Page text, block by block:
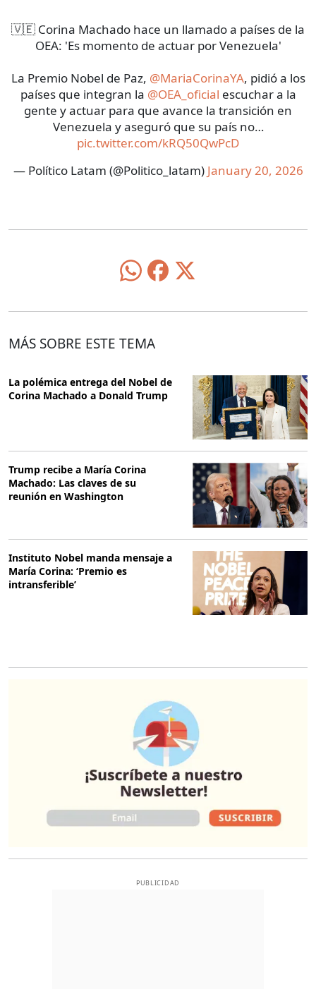
🇻🇪 Corina Machado hace un llamado a países de la
OEA: 'Es momento de actuar por Venezuela'
La Premio Nobel de Paz, @MariaCorinaYA, pidió a los
países que integran la @OEA_oficial escuchar a la
gente y actuar para que avance la transición en
Venezuela y aseguró que su país no…
pic.twitter.com/kRQ50QwPcD
— Político Latam (@Politico_latam) January 20, 2026
MÁS SOBRE ESTE TEMA
La polémica entrega del Nobel de
Corina Machado a Donald Trump
Trump recibe a María Corina
Machado: Las claves de su
reunión en Washington
Instituto Nobel manda mensaje a
María Corina: ‘Premio es
intransferible’
PUBLICIDAD